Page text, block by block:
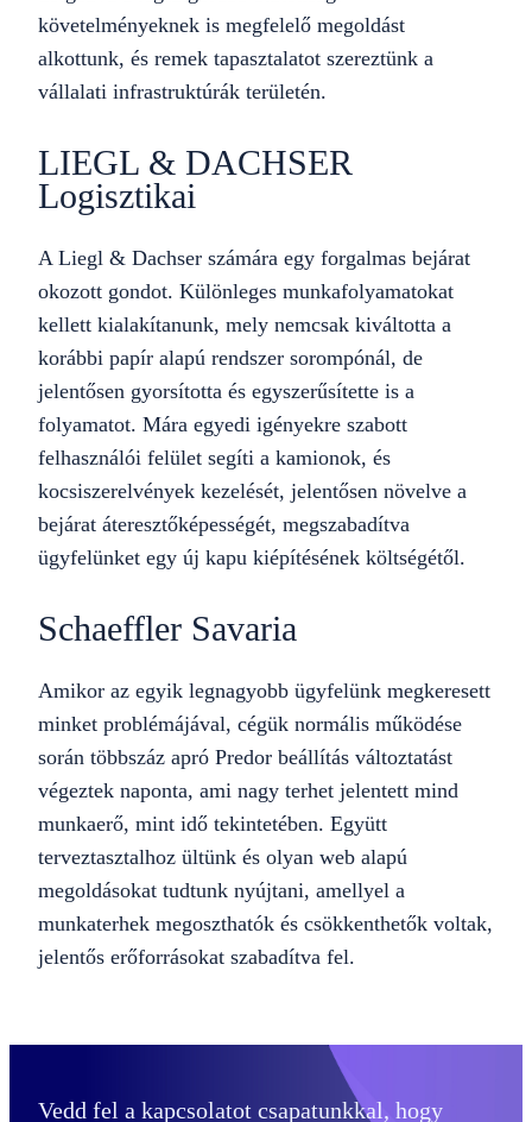
követelményeknek is megfelelő megoldást
alkottunk, és remek tapasztalatot szereztünk a
vállalati infrastruktúrák területén.
LIEGL & DACHSER
Logisztikai
A Liegl & Dachser számára egy forgalmas bejárat
okozott gondot. Különleges munkafolyamatokat
kellett kialakítanunk, mely nemcsak kiváltotta a
korábbi papír alapú rendszer sorompónál, de
jelentősen gyorsította és egyszerűsítette is a
folyamatot. Mára egyedi igényekre szabott
felhasználói felület segíti a kamionok, és
kocsiszerelvények kezelését, jelentősen növelve a
bejárat áteresztőképességét, megszabadítva
ügyfelünket egy új kapu kiépítésének költségétől.
Schaeffler Savaria
Amikor az egyik legnagyobb ügyfelünk megkeresett
minket problémájával, cégük normális működése
során többszáz apró Predor beállítás változtatást
végeztek naponta, ami nagy terhet jelentett mind
munkaerő, mint idő tekintetében. Együtt
terveztasztalhoz ültünk és olyan web alapú
megoldásokat tudtunk nyújtani, amellyel a
munkaterhek megoszthatók és csökkenthetők voltak,
jelentős erőforrásokat szabadítva fel.
Vedd fel a kapcsolatot csapatunkkal, hogy